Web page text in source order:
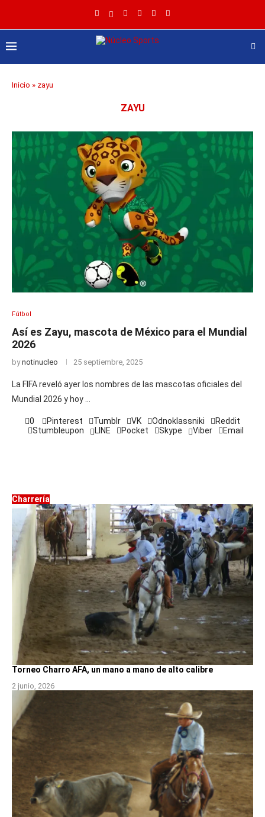
Inicio » zayu
ZAYU
Fútbol
Así es Zayu, mascota de México para el Mundial
2026
bynotinucleo 25 septiembre, 2025
La FIFA reveló ayer los nombres de las mascotas oficiales del
Mundial 2026 y hoy …
0 Pinterest Tumblr VK Odnoklassniki
Reddit
Stumbleupon
LINE Pocket Skype Viber Email
Charrería
Torneo Charro AFA, un mano a mano de alto calibre
2 junio, 2026